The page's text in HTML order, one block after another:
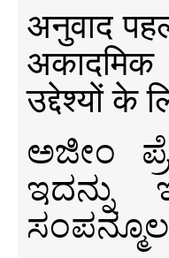
अनुवाद
अकादमिक
उद्देश्यों के
ಅಜೀಂ
ಇದನ್ನು